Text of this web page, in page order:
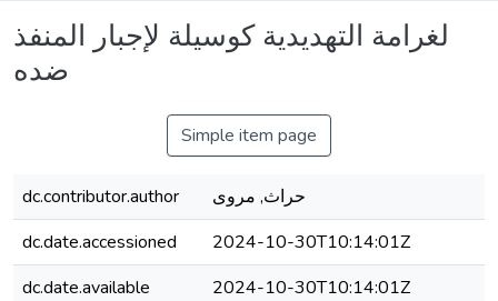
لغرامة التهديدية كوسيلة لإجبار المنفذ
ضده
Simple item page
dc.contributor.author
حراث, مروى
dc.date.accessioned
2024-10-30T10:14:01Z
dc.date.available
2024-10-30T10:14:01Z